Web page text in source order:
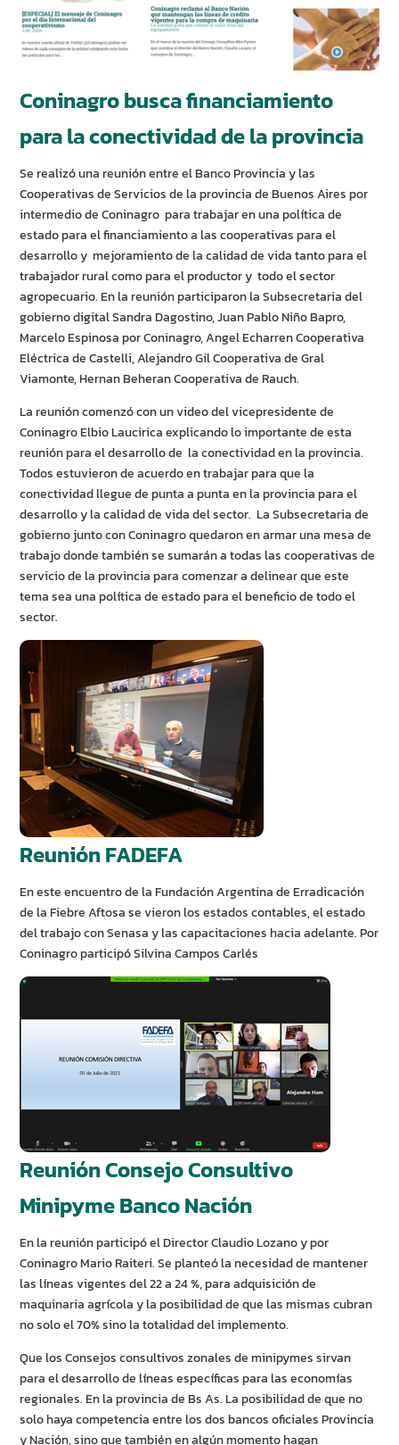
Coninagro busca financiamiento
para la conectividad de la provincia
Se realizó una reunión entre el Banco Provincia y las
Cooperativas de Servicios de la provincia de Buenos Aires por
intermedio de Coninagro para trabajar en una política de
estado para el financiamiento a las cooperativas para el
desarrollo y mejoramiento de la calidad de vida tanto para el
trabajador rural como para el productor y todo el sector
agropecuario. En la reunión participaron la Subsecretaria del
gobierno digital Sandra Dagostino, Juan Pablo Niño Bapro,
Marcelo Espinosa por Coninagro, Angel Echarren Cooperativa
Eléctrica de Castelli, Alejandro Gil Cooperativa de Gral
Viamonte, Hernan Beheran Cooperativa de Rauch.
La reunión comenzó con un video del vicepresidente de
Coninagro Elbio Laucirica explicando lo importante de esta
reunión para el desarrollo de la conectividad en la provincia.
Todos estuvieron de acuerdo en trabajar para que la
conectividad llegue de punta a punta en la provincia para el
desarrollo y la calidad de vida del sector. La Subsecretaria de
gobierno junto con Coninagro quedaron en armar una mesa de
trabajo donde también se sumarán a todas las cooperativas de
servicio de la provincia para comenzar a delinear que este
tema sea una política de estado para el beneficio de todo el
sector.
Reunión FADEFA
En este encuentro de la Fundación Argentina de Erradicación
de la Fiebre Aftosa se vieron los estados contables, el estado
del trabajo con Senasa y las capacitaciones hacia adelante. Por
Coninagro participó Silvina Campos Carlés
Reunión Consejo Consultivo
Minipyme Banco Nación
En la reunión participó el Director Claudio Lozano y por
Coninagro Mario Raiteri. Se planteó la necesidad de mantener
las líneas vigentes del 22 a 24 %, para adquisición de
maquinaria agrícola y la posibilidad de que las mismas cubran
no solo el 70% sino la totalidad del implemento.
Que los Consejos consultivos zonales de minipymes sirvan
para el desarrollo de líneas específicas para las economías
regionales. En la provincia de Bs As. La posibilidad de que no
solo haya competencia entre los dos bancos oficiales Provincia
y Nación, sino que también en algún momento hagan